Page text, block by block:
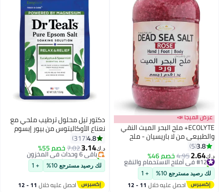
عرض الميجا 📣
ECOLYTE+ ملح البحر الميت النقي
والطبيعي من لا باريسيان - ملح
استحمام برائحة الورد للعناية باليدين
والقدمين والجسم (2 كجم)
3.8
5
د.ك‏2.64
4.95خصم 46% #12 في أملاح الاستحمام والنقع
تم بيع +10 مؤخرًا
#12 في أملاح الاستحمام والنقع
لك رصيد مسترجع 10% + 1
احصل عليه خلال 11 - 12
دكتور تيل محلول ترطيب ملحي مع
نعناع الأوكالبتوس من بيور إبسوم
1.36كيلوجرام4.8
317
د.ك‏3.14
7.02خصم 55%
#5 في أملاح الاستحمام والنقع
أقل سعر في 7 يوم
باقي 6 وحدات في المخزون
تم بيع +70 مؤخرًا
#5 في أملاح الاستحمام والنقع
لك رصيد مسترجع 10% + 1
احصل عليه خلال 11 - 12